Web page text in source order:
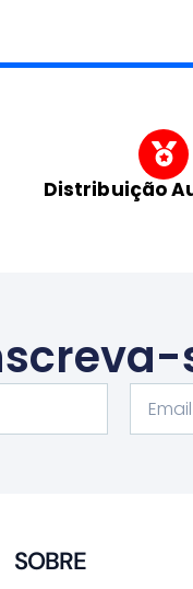
Distribuição
SOBRE